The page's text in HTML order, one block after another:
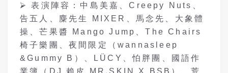
⮚ 表演陣容：中島美嘉、Creepy Nuts、
告五人、麋先生 MIXER、馬念先、大象體
操、芒果醬 Mango Jump、The Chairs
椅子樂團、夜間限定（wannasleep
&Gummy B）、LÜCY、怕胖團、國語作
業簿（DJ 賴皮 MR.SKIN X BSB）、荒